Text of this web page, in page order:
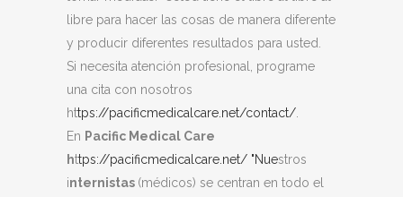
libre para hacer las cosas de manera diferente
y producir diferentes resultados para usted.
Si necesita atención profesional, programe
una cita con nosotros
https://pacificmedicalcare.net/contact/
En Pacific Medical Care
https://pacificmedicalcare.net/ "Nuestros
internistas (médicos) se centran en todo el